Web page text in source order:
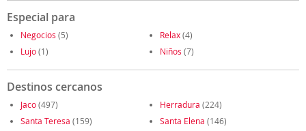
Especial para
Negocios (5) Relax(4)
Lujo(1) Niños (7)
Destinos cercanos
Jaco(497) Herradura (224)
Santa Teresa (159) Santa Elena (146)